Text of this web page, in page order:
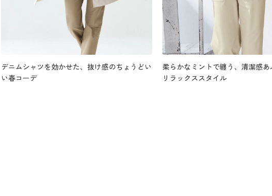
デニムシャツを効かせた、抜け感のちょうどい
い春コーデ
柔らかなミントで纏う、清潔感
リラックススタイル